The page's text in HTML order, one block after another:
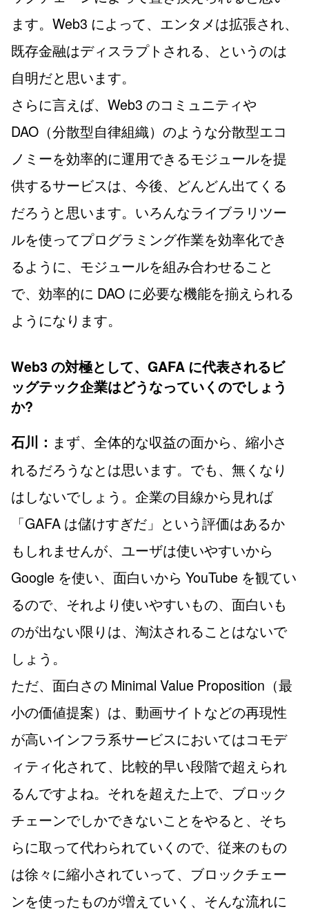
ます。Web3 によって、エンタメは拡張され、
既存金融はディスラプトされる、というのは
自明だと思います。
さらに言えば、Web3 のコミュニティや
DAO（分散型自律組織）のような分散型エコ
ノミーを効率的に運用できるモジュールを提
供するサービスは、今後、どんどん出てくる
だろうと思います。いろんなライブラリツー
ルを使ってプログラミング作業を効率化でき
るように、モジュールを組み合わせること
で、効率的に DAO に必要な機能を揃えられる
ようになります。
Web3 の対極として、GAFA に代表されるビ
ッグテック企業はどうなっていくのでしょう
か?
石川： まず、全体的な収益の面から、縮小さ
れるだろうなとは思います。でも、無くなり
はしないでしょう。企業の目線から見れば
「GAFA は儲けすぎだ」という評価はあるか
もしれませんが、ユーザは使いやすいから
Google を使い、面白いから YouTube を観てい
るので、それより使いやすいもの、面白いも
のが出ない限りは、淘汰されることはないで
しょう。
ただ、面白さの Minimal Value Proposition（最
小の価値提案）は、動画サイトなどの再現性
が高いインフラ系サービスにおいてはコモデ
ィティ化されて、比較的早い段階で超えられ
るんですよね。それを超えた上で、ブロック
チェーンでしかできないことをやると、そち
らに取って代わられていくので、従来のもの
は徐々に縮小されていって、ブロックチェー
ンを使ったものが増えていく、そんな流れに